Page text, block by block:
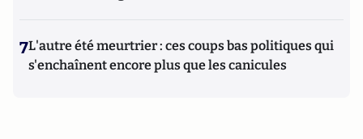
7L'autre été meurtrier : ces coups bas politiques qui
s'enchaînent encore plus que les canicules